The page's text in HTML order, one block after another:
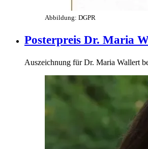
Abbildung: DGPR
Posterpreis Dr. Maria
Auszeichnung für Dr. Maria Wallert